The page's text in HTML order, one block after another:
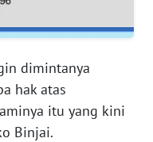
dimintanya
hak atas
itu yang kini
Binjai.